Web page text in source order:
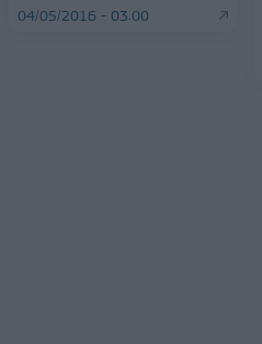
04/05/2016 - 03:00